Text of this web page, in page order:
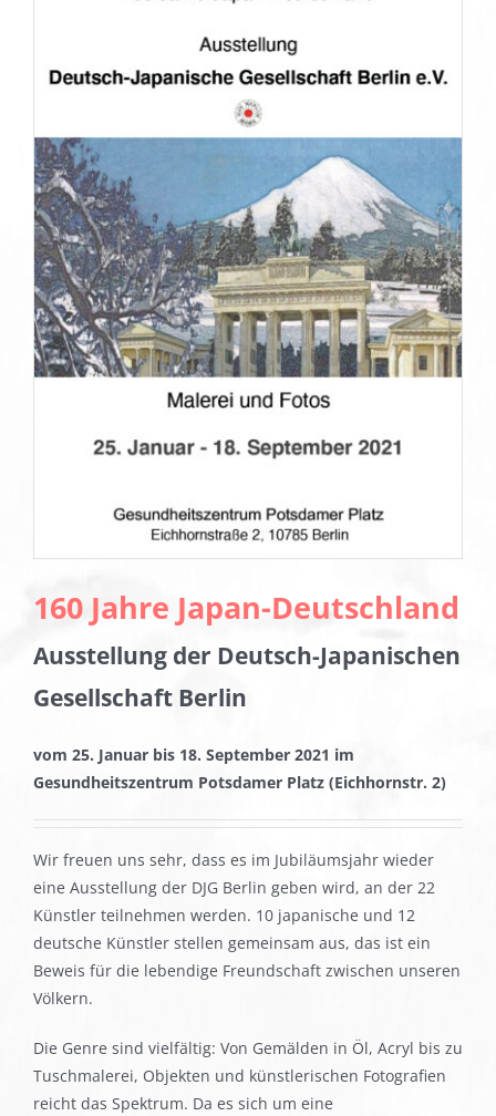
160 Jahre Japan-Deutschland
Ausstellung der Deutsch-Japanischen
Gesellschaft Berlin
vom 25. Januar bis 18. September 2021 im
Gesundheitszentrum Potsdamer Platz (Eichhornstr. 2)
Wir freuen uns sehr, dass es im Jubiläumsjahr wieder
eine Ausstellung der DJG Berlin geben wird, an der 22
Künstler teilnehmen werden. 10 japanische und 12
deutsche Künstler stellen gemeinsam aus, das ist ein
Beweis für die lebendige Freundschaft zwischen unseren
Völkern.
Die Genre sind vielfältig: Von Gemälden in Öl, Acryl bis zu
Tuschmalerei, Objekten und künstlerischen Fotografien
reicht das Spektrum. Da es sich um eine